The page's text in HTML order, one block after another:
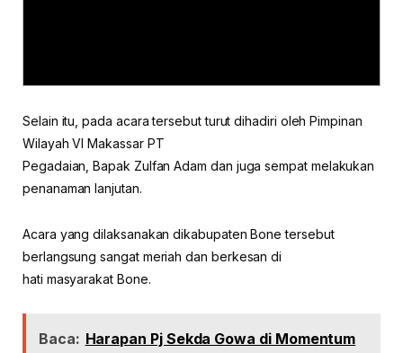
Selain itu, pada acara tersebut turut dihadiri oleh Pimpinan
Wilayah VI Makassar PT
Pegadaian, Bapak Zulfan Adam dan juga sempat melakukan
penanaman lanjutan.
Acara yang dilaksanakan dikabupaten Bone tersebut
berlangsung sangat meriah dan berkesan di
hati masyarakat Bone.
Baca: Harapan Pj Sekda Gowa di Momentum